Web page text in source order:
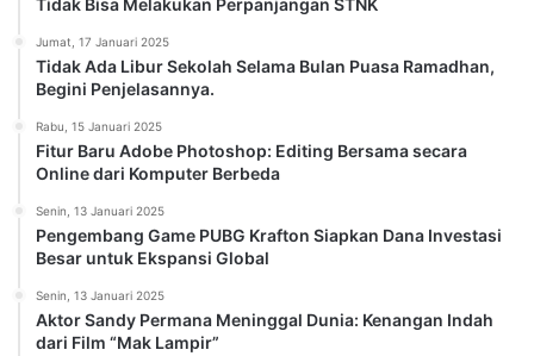
Jumat, 17 Januari 2025
Tidak Ada Libur Sekolah Selama Bulan Puasa Ramadhan,
Begini Penjelasannya.
Rabu, 15 Januari 2025
Fitur Baru Adobe Photoshop: Editing Bersama secara
Online dari Komputer Berbeda
Senin, 13 Januari 2025
Pengembang Game PUBG Krafton Siapkan Dana Investasi
Besar untuk Ekspansi Global
Senin, 13 Januari 2025
Aktor Sandy Permana Meninggal Dunia: Kenangan Indah
dari Film “Mak Lampir”